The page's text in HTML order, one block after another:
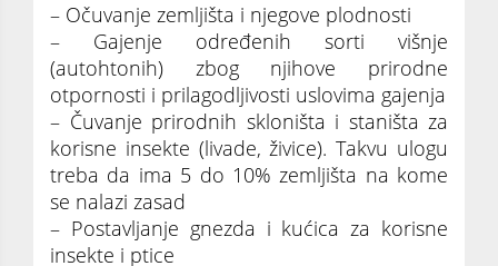
– Očuvanje zemljišta i njegove plodnosti
– Gajenje određenih sorti višnje
(autohtonih) zbog njihove prirodne
otpornosti i prilagodljivosti uslovima gajenja
– Čuvanje prirodnih skloništa i staništa za
korisne insekte (livade, živice). Takvu ulogu
treba da ima 5 do 10% zemljišta na kome
se nalazi zasad
– Postavljanje gnezda i kućica za korisne
insekte i ptice